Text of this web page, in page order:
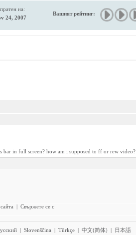
на:
24, 2007
Вашият рейтинг:
bar in full screen? how am i supposed to ff or rew video?
| Свържете се с
| Slovenščina | Türkçe | 中文(简体) | 日本語